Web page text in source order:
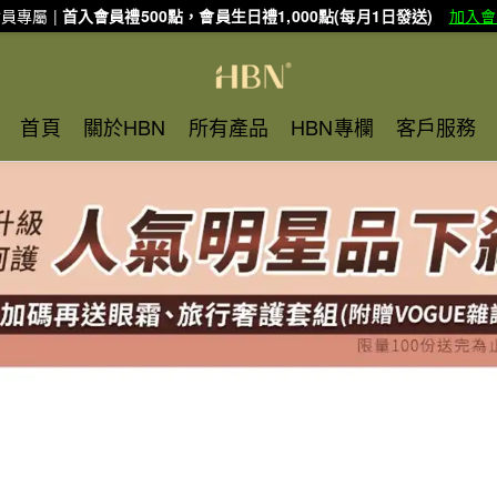
專屬 | 首入會員禮500點，會員生日禮1,000點(每月1日發送) 加入
首頁 關於HBN 所有產品 HBN專欄 客戶服務